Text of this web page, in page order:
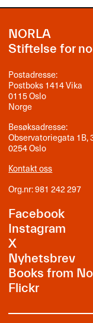
NORLA
Stiftelse for
Postadresse:
Postboks 1414 Vika
0115 Oslo
Norge
Besøksadresse:
Observatoriegata 1B,
0254 Oslo
Kontakt oss
Org.nr: 981 242 297
Facebook
Instagram
X
Nyhetsbrev
Books from
Flickr